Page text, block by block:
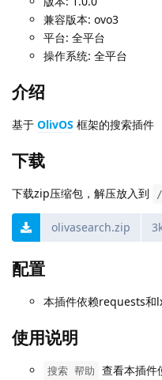
兼容版本: ovo3
平台: 全平台
操作系统: 全平台
介绍
基于 OlivOS 框架的搜索插件
下载
下载zip压缩包，解压放入到
olivasearch.zip
配置
本插件依赖requests和
使用说明
搜索 帮助 查看本插件